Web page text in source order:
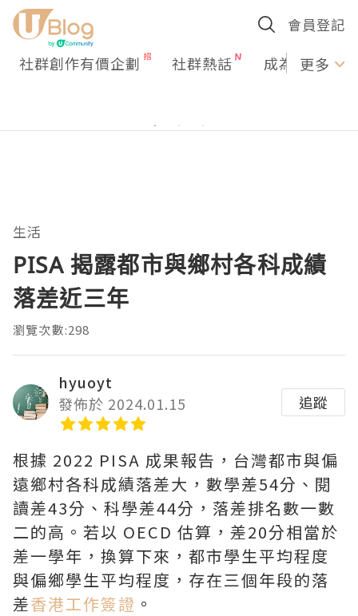
會員登記
社群創作有價企劃 社群熱話 成為U更多
生活
PISA 揭露都市與鄉村各科成績
落差近三年
瀏覽次數:298
hyuoyt
發佈於 2024.01.15
追蹤
根據 2022 PISA 成果報告，台灣都市與偏
遠鄉村各科成績落差大，數學差54分、閱
讀差43分、科學差44分，落差排名數一數
二的高。若以 OECD 估算，差20分相當於
差一學年，換算下來，都市學生平均程度
與偏鄉學生平均程度，存在三個年段的落
差香港工作簽證 。